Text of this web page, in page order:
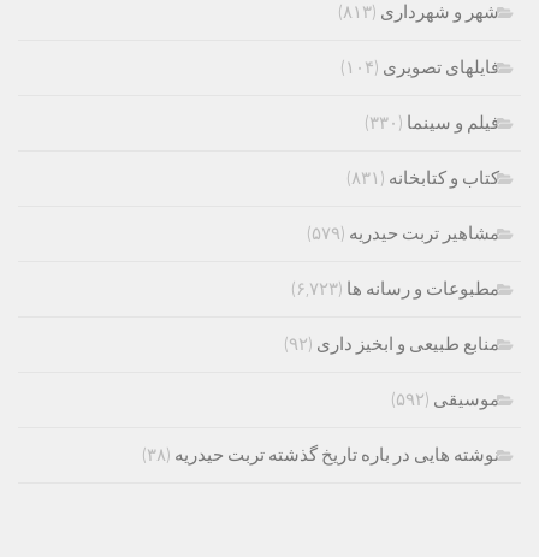
شهر و شهرداری (۸۱۳)
فایلهای تصویری (۱۰۴)
فیلم و سینما (۳۳۰)
کتاب و کتابخانه (۸۳۱)
مشاهیر تربت حیدریه (۵۷۹)
مطبوعات و رسانه ها (۶,۷۲۳)
منابع طبیعی و ابخیز داری (۹۲)
موسیقی (۵۹۲)
نوشته هایی در باره تاریخ گذشته تربت حیدریه (۳۸)